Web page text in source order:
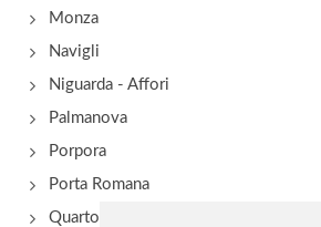
Monza
Navigli
Niguarda - Affori
Palmanova
Porpora
Porta Romana
Quarto Oggiaro